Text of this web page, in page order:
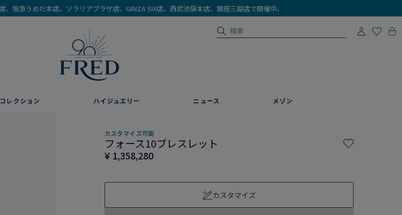
阪急うめだ本店、ソラリアプラザ店、GINZA SIX店、西武池袋本店、銀座三越店で開催中。
コレクション ハイジュエリー ニュース メゾン
カスタマイズ可能
フォース10ブレスレット
¥ 1,358,280
カスタマイズ